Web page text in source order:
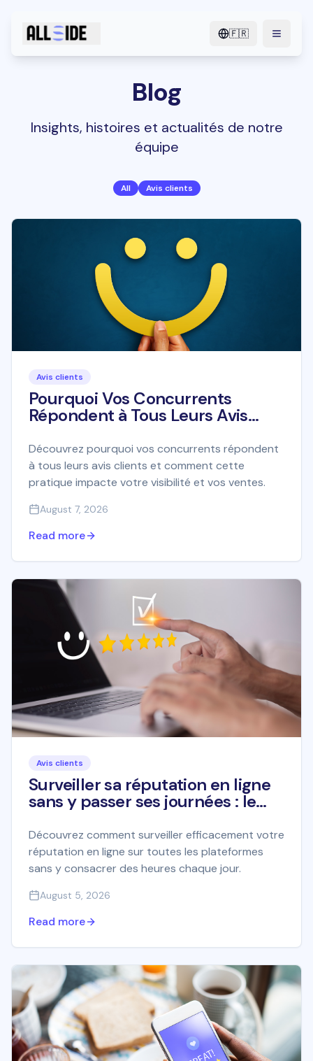
🇫🇷
Blog
Insights, histoires et actualités de notre
équipe
All Avis clients
Avis clients
Pourquoi Vos Concurrents
Répondent à Tous Leurs Avis
Découvrez pourquoi vos concurrents répondent
à tous leurs avis clients et comment cette
pratique impacte votre visibilité et vos ventes.
August 7, 2026
Read more
Avis clients
Surveiller sa réputation en ligne
sans y passer ses journées : le
Découvrez comment surveiller efficacement votre
réputation en ligne sur toutes les plateformes
sans y consacrer des heures chaque jour.
August 5, 2026
Read more